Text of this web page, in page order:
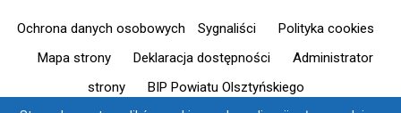
Ochrona danych osobowych Sygnaliści
Polityka cookies
Mapa strony
Deklaracja dostępności
Administrator
strony
BIP Powiatu Olsztyńskiego